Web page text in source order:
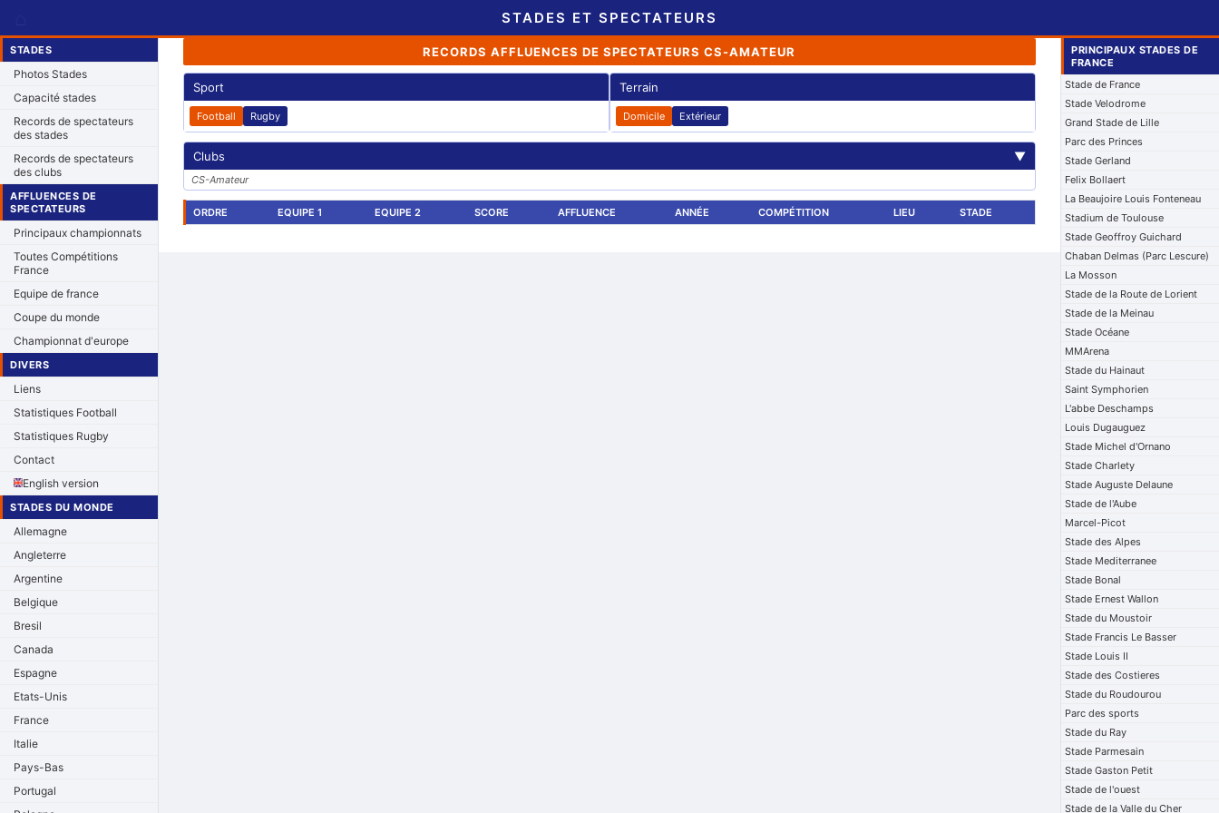
STADES ET SPECTATEURS
STADES
Photos Stades
Capacité stades
Records de spectateurs
des stades
Records de spectateurs
des clubs
AFFLUENCES DE
SPECTATEURS
Principaux championnats
Toutes Compétitions
France
Equipe de france
Coupe du monde
Championnat d'europe
DIVERS
Liens
Statistiques Football
Statistiques Rugby
Contact
English version
STADES DU MONDE
Allemagne
Angleterre
Argentine
Belgique
Bresil
Canada
Espagne
Etats-Unis
France
Italie
Pays-Bas
Portugal
RECORDS AFFLUENCES DE SPECTATEURS CS-AMATEUR
Sport
Football Rugby
Terrain
Domicile Extérieur
Clubs ▼
CS-Amateur
ORDRE EQUIPE 1 EQUIPE 2 SCORE AFFLUENCE ANNÉE COMPÉTITION LIEU STADE
PRINCIPAUX STADES DE
FRANCE
Stade de France
Stade Velodrome
Grand Stade de Lille
Parc des Princes
Stade Gerland
Felix Bollaert
La Beaujoire Louis Fonteneau
Stadium de Toulouse
Stade Geoffroy Guichard
Chaban Delmas (Parc Lescure)
La Mosson
Stade de la Route de Lorient
Stade de la Meinau
Stade Océane
MMArena
Stade du Hainaut
Saint Symphorien
L'abbe Deschamps
Louis Dugauguez
Stade Michel d'Ornano
Stade Charlety
Stade Auguste Delaune
Stade de l'Aube
Marcel-Picot
Stade des Alpes
Stade Mediterranee
Stade Bonal
Stade Ernest Wallon
Stade du Moustoir
Stade Francis Le Basser
Stade Louis II
Stade des Costieres
Stade du Roudourou
Parc des sports
Stade du Ray
Stade Parmesain
Stade Gaston Petit
Stade de l'ouest
Stade de la Valle du Cher